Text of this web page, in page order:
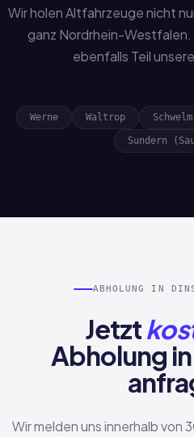
Wir holen Altfahrzeuge nicht
ganz Nordrhein-
ebenfalls Teil
Werne Waltrop Schwelm
Sundern
ABHOLUNG IN
Jetzt
Abholung
Wir melden uns innerhalb von